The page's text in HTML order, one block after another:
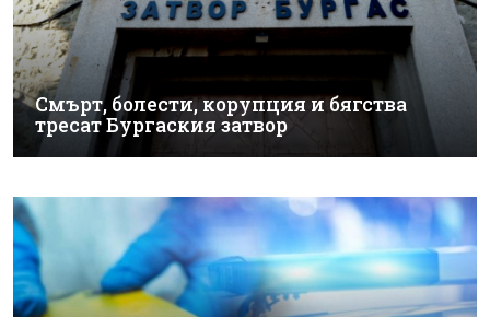
Смърт, болести, корупция и бягства
тресат Бургаския затвор